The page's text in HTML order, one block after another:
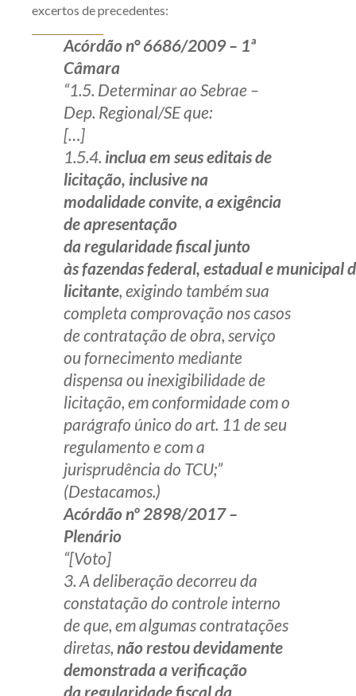
Eventos presenciais
Diferenciais
Receba por RSS
Av. Sete de Setembro, 4698
Batel Curitiba/PR CEP80240-000
Telefone (41) 2109-8666
Whatsapp (41) 98881-6616
excertos de precedentes:
Acórdão n° 6686/2009 – 1ª
Câmara
“1.5. Determinar ao Sebrae –
Dep. Regional/SE que:
[…]
1.5.4. inclua em seus editais de
licitação, inclusive na
modalidade convite, a exigência
de apresentação
da regularidade fiscal junto
às fazendas federal, estadual e municipal
licitante, exigindo também sua
completa comprovação nos casos
de contratação de obra, serviço
ou fornecimento mediante
dispensa ou inexigibilidade de
licitação, em conformidade com o
parágrafo único do art. 11 de seu
regulamento e com a
jurisprudência do TCU;”
(Destacamos.)
Acórdão nº 2898/2017 –
Plenário
“[Voto]
3. A deliberação decorreu da
constatação do controle interno
de que, em algumas contratações
diretas, não restou devidamente
demonstrada a verificação
da regularidade fiscal da